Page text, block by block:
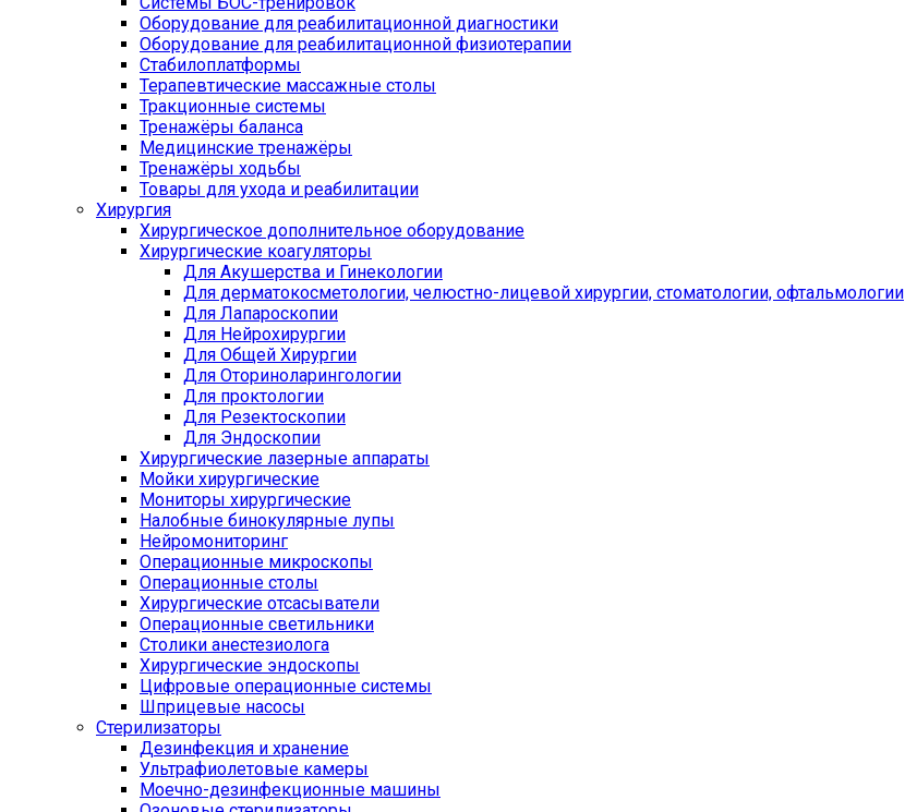
Оборудование для реабилитационной диагностики
Оборудование для реабилитационной физиотерапии
Стабилоплатформы
Терапевтические массажные столы
Тракционные системы
Тренажёры баланса
Медицинские тренажёры
Тренажёры ходьбы
Товары для ухода и реабилитации
Хирургия
Хирургическое дополнительное оборудование
Хирургические коагуляторы
Для Акушерства и Гинекологии
Для дерматокосметологии, челюстно-лицевой хирургии, стоматологии, офтальмологии
Для Лапароскопии
Для Нейрохирургии
Для Общей Хирургии
Для Оториноларингологии
Для проктологии
Для Резектоскопии
Для Эндоскопии
Хирургические лазерные аппараты
Мойки хирургические
Мониторы хирургические
Налобные бинокулярные лупы
Нейромониторинг
Операционные микроскопы
Операционные столы
Хирургические отсасыватели
Операционные светильники
Столики анестезиолога
Хирургические эндоскопы
Цифровые операционные системы
Шприцевые насосы
Стерилизаторы
Дезинфекция и хранение
Ультрафиолетовые камеры
Моечно-дезинфекционные машины